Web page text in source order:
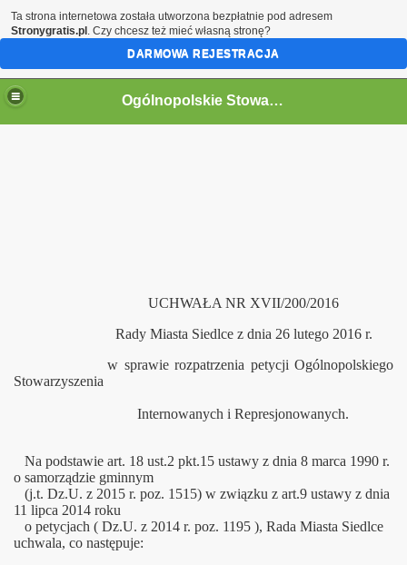
Ogólnopolskie Stowarzyszenie Internowanych i Represjonowanych
UCHWAŁA NR XVII/200/2016
Rady Miasta Siedlce z dnia 26 lutego 2016 r.
w sprawie rozpatrzenia petycji Ogólnopolskiego
Stowarzyszenia
Internowanych i Represjonowanych.
Na podstawie art. 18 ust.2 pkt.15 ustawy z dnia 8 marca 1990 r.
o samorządzie gminnym
(j.t. Dz.U. z 2015 r. poz. 1515) w związku z art.9 ustawy z dnia
11 lipca 2014 roku
o petycjach ( Dz.U. z 2014 r. poz. 1195 ), Rada Miasta Siedlce
uchwala, co następuje:
Ta strona internetowa została utworzona bezpłatnie pod adresem
Stronygratis.pl . Czy chcesz też mieć własną stronę?
DARMOWA REJESTRACJA